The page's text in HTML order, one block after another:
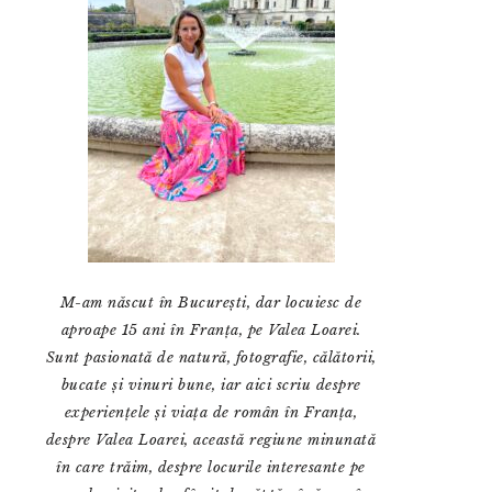
M-am născut în București, dar locuiesc de
aproape 15 ani în Franța, pe Valea Loarei.
Sunt pasionată de natură, fotografie, călătorii,
bucate și vinuri bune, iar aici scriu despre
experiențele și viața de român în Franța,
despre Valea Loarei, această regiune minunată
în care trăim, despre locurile interesante pe